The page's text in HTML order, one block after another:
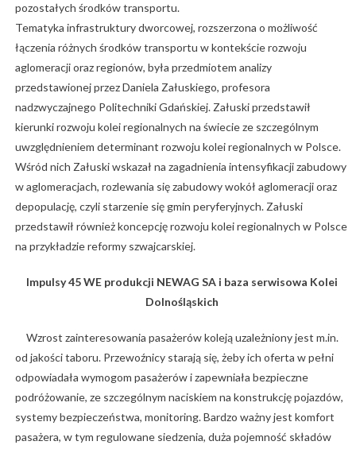
pozostałych środków transportu.
Tematyka infrastruktury dworcowej, rozszerzona o możliwość
łączenia różnych środków transportu w kontekście rozwoju
aglomeracji oraz regionów, była przedmiotem analizy
przedstawionej przez Daniela Załuskiego, profesora
nadzwyczajnego Politechniki Gdańskiej. Załuski przedstawił
kierunki rozwoju kolei regionalnych na świecie ze szczególnym
uwzględnieniem determinant rozwoju kolei regionalnych w Polsce.
Wśród nich Załuski wskazał na zagadnienia intensyfikacji zabudowy
w aglomeracjach, rozlewania się zabudowy wokół aglomeracji oraz
depopulację, czyli starzenie się gmin peryferyjnych. Załuski
przedstawił również koncepcję rozwoju kolei regionalnych w Polsce
na przykładzie reformy szwajcarskiej.
Impulsy 45 WE produkcji NEWAG SA i baza serwisowa Kolei
Dolnośląskich
Wzrost zainteresowania pasażerów koleją uzależniony jest m.in.
od jakości taboru. Przewoźnicy starają się, żeby ich oferta w pełni
odpowiadała wymogom pasażerów i zapewniała bezpieczne
podróżowanie, ze szczególnym naciskiem na konstrukcję pojazdów,
systemy bezpieczeństwa, monitoring. Bardzo ważny jest komfort
pasażera, w tym regulowane siedzenia, duża pojemność składów